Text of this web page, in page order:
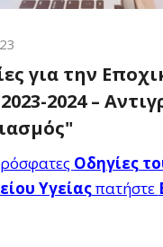
για την
2024 –
Οδηγίες
Υγείαςπατήστε